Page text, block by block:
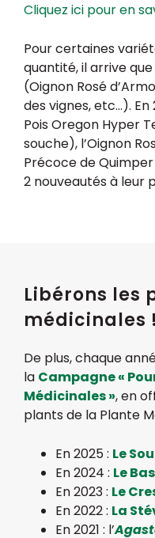
Cliquez ici pour en
Pour certaines
quantité, il arrive
(Oignon Rosé
des vignes, etc…). En
Pois Oregon Hyper
souche), l’Oignon
Précoce de
2 nouveautés à leur
Libérons les
médicinales !
De plus, chaque
la Campagne «
Médicinales », en
plants de la Plante
En 2025 : Le
En 2024 : Le
En 2023 : Le
En 2022 : La
En 2021 : l’